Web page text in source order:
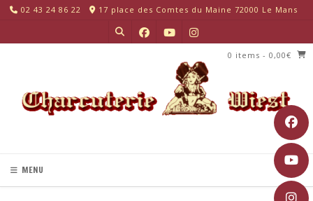
Skip
content
02 43 24 86 22 17 place des Comtes du Maine 72000 Le Mans
MENU
0 items - 0,00€